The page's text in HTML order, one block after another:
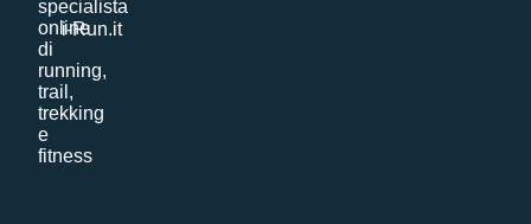
i-Run.it